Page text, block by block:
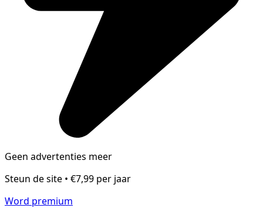
Geen advertenties meer
Steun de site • €7,99 per jaar
Word premium